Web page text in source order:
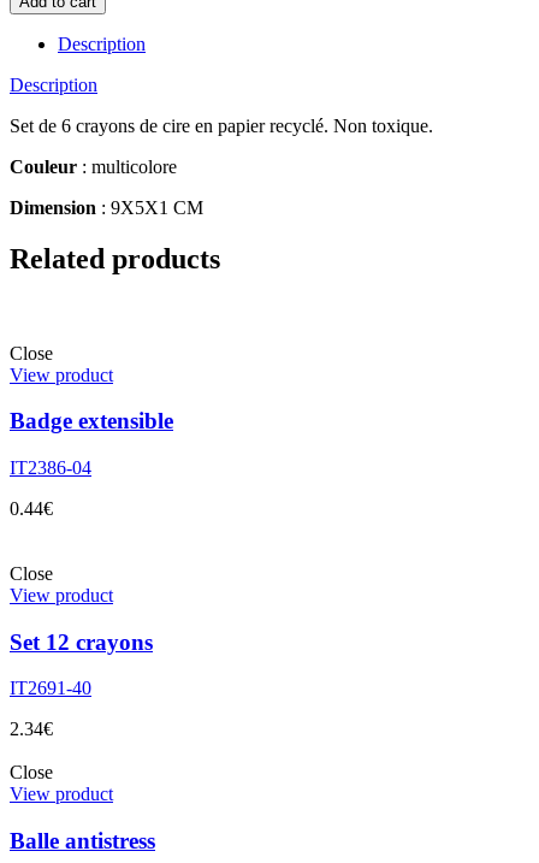
quantity
Description
Description
Set de 6 crayons de cire en papier recyclé. Non toxique.
Couleur : multicolore
Dimension : 9X5X1 CM
Related products
Close
View product
Badge extensible
IT2386-04
0.44€
Close
View product
Set 12 crayons
IT2691-40
2.34€
Close
View product
Balle antistress